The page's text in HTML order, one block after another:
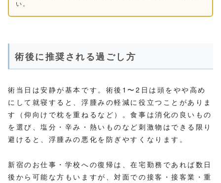
い。
術後に推奨される過ごし方
術当日は安静が基本です。術後1〜2日は頭をやや高め
にして就寝すると、浮腫みの軽減に役立つことがありま
す（仰向けで枕を重ねるなど）。食事は消化の良いもの
を選び、塩分・辛み・熱いものなど刺激物はできる限り
避けると、浮腫みの悪化を防ぎやすくなります。
新宿のお仕事・学校への復帰は、在宅勤務であれば数日
後から可能な方もいますが、対面での接客・接客業・重